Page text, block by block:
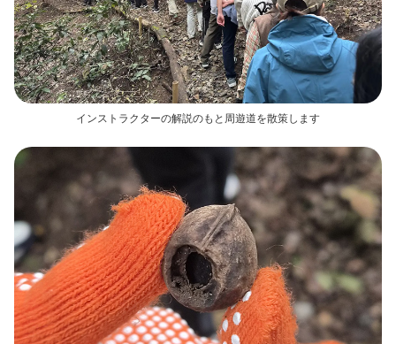
インストラクターの解説のもと周遊道を散策します